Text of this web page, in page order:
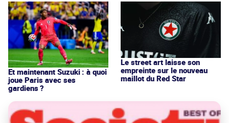
Et maintenant Suzuki : à quoi
joue Paris avec ses
gardiens ?
Le street art laisse son
empreinte sur le nouveau
maillot du Red Star